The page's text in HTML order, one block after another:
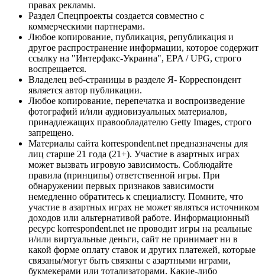
правах рекламы.
Раздел Спецпроекты создается совместно с
коммерческими партнерами.
Любое копирование, публикация, републикация и
другое распространение информации, которое содержит
ссылку на "Интерфакс-Украина", EPA / UPG, строго
воспрещается.
Владелец веб-страницы в разделе Я- Корреспондент
является автор публикации.
Любое копирование, перепечатка и воспроизведение
фотографий и/или аудиовизуальных материалов,
принадлежащих правообладателю Getty Images, строго
запрещено.
Материалы сайта korrespondent.net предназначены для
лиц старше 21 года (21+). Участие в азартных играх
может вызвать игровую зависимость. Соблюдайте
правила (принципы) ответственной игры. При
обнаружении первых признаков зависимости
немедленно обратитесь к специалисту. Помните, что
участие в азартных играх не может являться источником
доходов или альтернативой работе. Информационный
ресурс korrespondent.net не проводит игры на реальные
и/или виртуальные деньги, сайт не принимает ни в
какой форме оплату ставок и других платежей, которые
связаны/могут быть связаны с азартными играми,
букмекерами или тотализаторами. Какие-либо